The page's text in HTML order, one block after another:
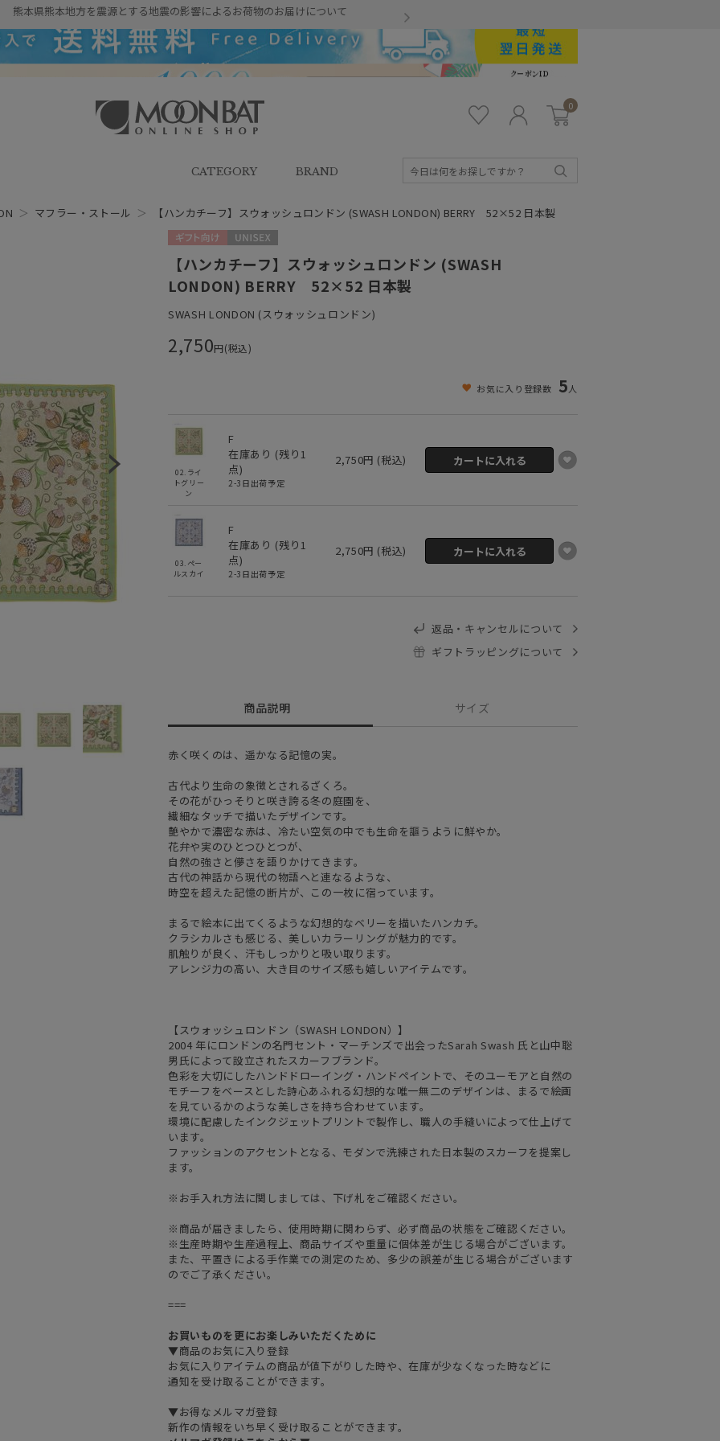
熊本県熊本地方を震源とする地震の影響によるお荷物のお届けについて
SHOP（ムーンバットオンラインシ
イ
ン
0
CATEGORY BRAND
＞ マフラー・ストール ＞ 【ハンカチーフ】スウォッシュロンドン (SWASH LONDON) BERRY 52×52 日本製
【ハンカチーフ】スウォッシュロンドン (SWASH
LONDON) BERRY 52×52 日本製
SWASH LONDON (スウォッシュロンドン)
2,750円(税込)
お気に入り登録数 5人
02.ライ
トグリー
ン
F
在庫あり (残り1
点)
2-3日出荷予定
2,750円 (税込)
03.ペー
ルスカイ
F
在庫あり (残り1
点)
2-3日出荷予定
2,750円 (税込)
返品・キャンセルについて
ギフトラッピングについて
商品説明 サイズ
赤く咲くのは、遥かなる記憶の実。
古代より生命の象徴とされるざくろ。
その花がひっそりと咲き誇る冬の庭園を、
繊細なタッチで描いたデザインです。
艶やかで濃密な赤は、冷たい空気の中でも生命を謳うように鮮やか。
花弁や実のひとつひとつが、
自然の強さと儚さを語りかけてきます。
古代の神話から現代の物語へと連なるような、
時空を超えた記憶の断片が、この一枚に宿っています。
まるで絵本に出てくるような幻想的なベリーを描いたハンカチ。
クラシカルさも感じる、美しいカラーリングが魅力的です。
肌触りが良く、汗もしっかりと吸い取ります。
アレンジ力の高い、大き目のサイズ感も嬉しいアイテムです。
【スウォッシュロンドン（SWASH LONDON）】
2004 年にロンドンの名門セント・マーチンズで出会ったSarah Swash 氏と山中聡
男氏によって設立されたスカーフブランド。
色彩を大切にしたハンドドローイング・ハンドペイントで、そのユーモアと自然の
モチーフをベースとした詩心あふれる幻想的な唯一無二のデザインは、まるで絵画
を見ているかのような美しさを持ち合わせています。
環境に配慮したインクジェットプリントで製作し、職人の手縫いによって仕上げて
います。
ファッションのアクセントとなる、モダンで洗練された日本製のスカーフを提案し
ます。
※お手入れ方法に関しましては、下げ札をご確認ください。
※商品が届きましたら、使用時期に関わらず、必ず商品の状態をご確認ください。
※生産時期や生産過程上、商品サイズや重量に個体差が生じる場合がございます。
また、平置きによる手作業での測定のため、多少の誤差が生じる場合がございます
のでご了承ください。
===
お買いものを更にお楽しみいただくために
▼商品のお気に入り登録
お気に入りアイテムの商品が値下がりした時や、在庫が少なくなった時などに
通知を受け取ることができます。
▼お得なメルマガ登録
新作の情報をいち早く受け取ることができます。